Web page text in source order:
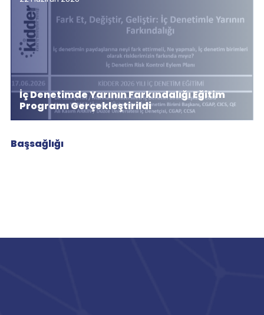
İç Denetimde Yarının Farkındalığı Eğitim
Programı Gerçekleştirildi
Başsağlığı